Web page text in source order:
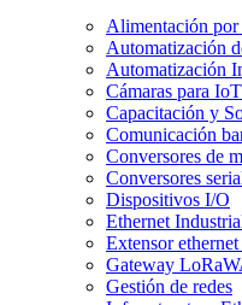
Alimentación por
Automatización
Automatización
Cámaras para IoT
Capacitación y
Comunicación
Conversores de
Conversores
Dispositivos I/O
Ethernet
Extensor
Gateway
Gestión de redes